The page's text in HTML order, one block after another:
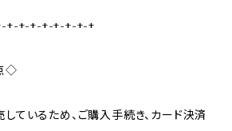
+-+-+-+-+-+-+-+
◇
ているため、ご購入手続き、カード決済